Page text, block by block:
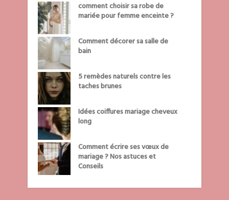
comment choisir sa robe de
mariée pour femme enceinte ?
Comment décorer sa salle de
bain
5 remèdes naturels contre les
taches brunes
Idées coiffures mariage cheveux
long
Comment écrire ses vœux de
mariage ? Nos astuces et
Conseils